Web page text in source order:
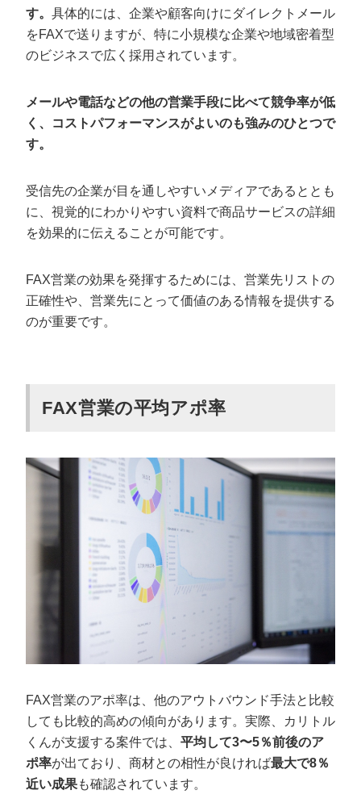
FAX営業に適した曜日と時間帯
FAX営業を用いて営業効果を高める7つの
白黒の印字でも見やすいデザインにする
FAX送信後のフォローを徹底する
“◯社限定”“○月末まで”など限定オファーを入れる
CTA（電話番号／返信欄）は紙面下部に大きく配置する
種
営業代行で成果が出た3つの事例
SEO対策企業が営業未経験でも成果創出した事例
FAX営業ならカリトルくんがおすすめ
す。 具体的には、企業や顧客向けにダイレクトメール
をFAXで送りますが、特に小規模な企業や地域密着型
のビジネスで広く採用されています。
メールや電話などの他の営業手段に比べて競争率が低
く、コストパフォーマンスがよいのも強みのひとつで
す。
受信先の企業が目を通しやすいメディアであるととも
に、視覚的にわかりやすい資料で商品サービスの詳細
を効果的に伝えることが可能です。
FAX営業の効果を発揮するためには、営業先リストの
正確性や、営業先にとって価値のある情報を提供する
のが重要です。
FAX営業の平均アポ率
FAX営業のアポ率は、他のアウトバウンド手法と比較
しても比較的高めの傾向があります。実際、カリトル
くんが支援する案件では、 平均して3〜5％前後のア
ポ率が出ており、商材との相性が良ければ最大で8％
近い成果も確認されています。